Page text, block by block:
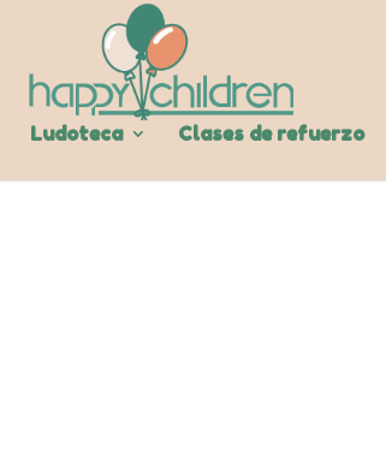
Ludoteca Clases de refuerzo